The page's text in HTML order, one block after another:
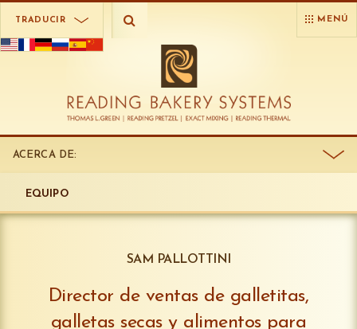
TRADUCIR MENÚ
ACERCA DE:
EQUIPO
SAM PALLOTTINI
Director de ventas de galletitas,
galletas secas y alimentos para